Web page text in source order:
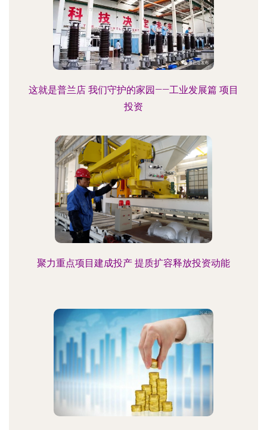
这就是普兰店 我们守护的家园——工业发展篇 项目
投资
聚力重点项目建成投产 提质扩容释放投资动能